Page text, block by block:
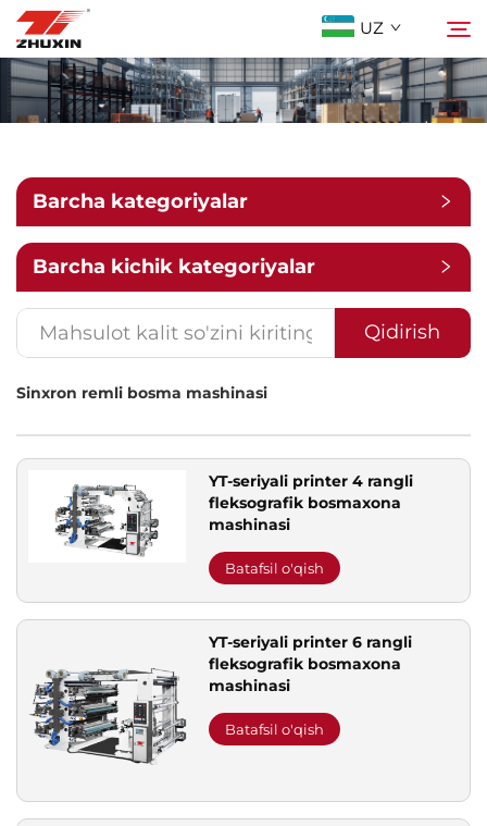
UZ
Istiqbolli Tarmoqlar
Kompaniya
Yangiliklar
Bog'lanish
Tez-tez So'raladigan Savollar
Barcha kategoriyalar
Barcha kichik kategoriyalar
Qidirish
Sinxron remli bosma mashinasi
YT-seriyali printer 4 rangli
fleksografik bosmaxona
mashinasi
Batafsil o'qish
YT-seriyali printer 6 rangli
fleksografik bosmaxona
mashinasi
Batafsil o'qish